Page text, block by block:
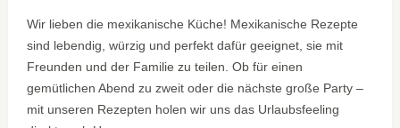
Wir lieben die mexikanische Küche! Mexikanische Rezepte
sind lebendig, würzig und perfekt dafür geeignet, sie mit
Freunden und der Familie zu teilen. Ob für einen
gemütlichen Abend zu zweit oder die nächste große Party –
mit unseren Rezepten holen wir uns das Urlaubsfeeling